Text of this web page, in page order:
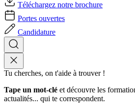
Téléchargez notre brochure
Portes ouvertes
Candidature
Tu cherches, on t'aide à trouver !
Tape un mot-clé et découvre les
actualités... qui te correspondent.